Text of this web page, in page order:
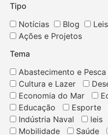
Tipo
Notícias
Blog
Ações e Projetos
Tema
Abastecimento e Pesca
Cultura e Lazer
Economia do Mar
Educação
Esporte
Indústria Naval
leis
Mobilidade
Saúde